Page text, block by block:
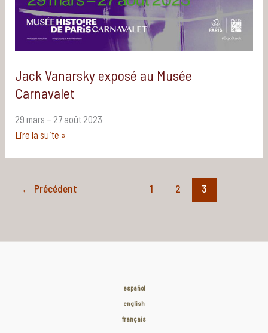
Jack Vanarsky exposé au Musée
Carnavalet
29 mars – 27 août 2023
Jack
Lire la suite »
← Précédent 1 2 3
español
english
français